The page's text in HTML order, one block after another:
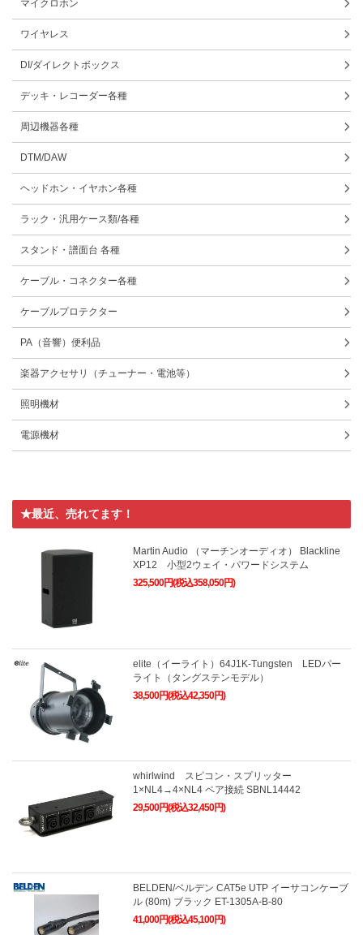
マイクロホン
ワイヤレス
DI/ダイレクトボックス
デッキ・レコーダー各種
周辺機器各種
DTM/DAW
ヘッドホン・イヤホン各種
ラック・汎用ケース類/各種
スタンド・譜面台 各種
ケーブル・コネクター各種
ケーブルプロテクター
PA（音響）便利品
楽器アクセサリ（チューナー・電池等）
照明機材
電源機材
★最近、売れてます！
Martin Audio （マーチンオーディオ） Blackline
XP12 小型2ウェイ・パワードシステム
325,500円(税込358,050円)
elite（イーライト）64J1K-Tungsten LEDパー
ライト（タングステンモデル）
38,500円(税込42,350円)
whirlwind スピコン・スプリッター
1×NL4→4×NL4 ペア接続 SBNL14442
29,500円(税込32,450円)
BELDEN/ベルデン CAT5e UTP イーサコンケーブ
ル (80m) ブラック ET-1305A-B-80
41,000円(税込45,100円)